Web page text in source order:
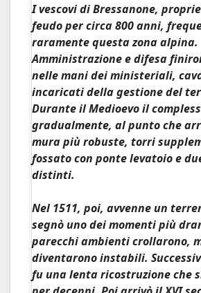
Ivescovi di Bressanone,
feudo per circa 800 anni,
raramente questa zona alpina.
Amministrazione e difesa
nelle mani dei ministeriali,
incaricati della gestione del
Durante il Medioevo il
gradualmente, al punto che
mura più robuste, torri
fossato con ponte levatoio e
distinti.
Nel 1511, poi, avvenne un
segnò uno dei momenti più
parecchi ambienti crollarono,
diventarono instabili.
fu una lenta ricostruzione che